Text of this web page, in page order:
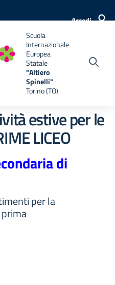
Accedi
Scuola
Internazionale
Europea
Statale
"Altiero
Spinelli"
Torino (TO)
estive per le
LICEO
di
per la